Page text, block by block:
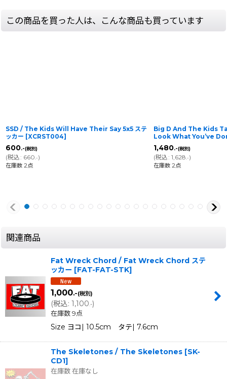
この商品を買った人は、こんな商品も買っています
SSD / The Kids Will Have Their Say 5x5 ステ
ッカー [XCRST004]
600.-(税別)
(税込: 660 .-)
在庫数 2点
Big D And The Kids
Look What You’ve
1,480.-(税別)
(税込: 1,628 .-)
在庫数 2点
関連商品
Fat Wreck Chord / Fat Wreck Chord ステ
ッカー [FAT-FAT-STK]
1,000.-(税別)
(税込: 1,100.-)
在庫数 9点
Size ヨコ| 10.5cm タテ| 7.6cm
The Skeletones / The Skeletones [SK-
CD1]
在庫数 在庫なし